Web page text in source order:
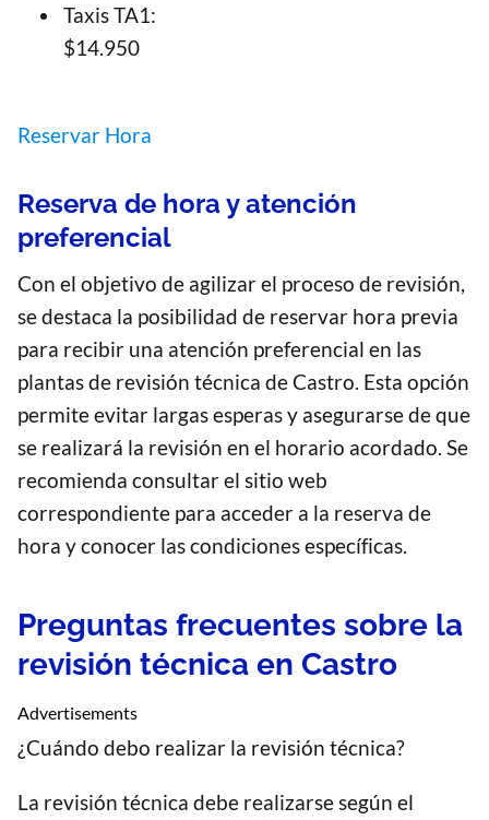
Taxis TA1:
$14.950
Reservar Hora
Reserva de hora y atención
preferencial
Con el objetivo de agilizar el proceso de revisión,
se destaca la posibilidad de reservar hora previa
para recibir una atención preferencial en las
plantas de revisión técnica de Castro. Esta opción
permite evitar largas esperas y asegurarse de que
se realizará la revisión en el horario acordado. Se
recomienda consultar el sitio web
correspondiente para acceder a la reserva de
hora y conocer las condiciones específicas.
Preguntas frecuentes sobre la
revisión técnica en Castro
Advertisements
¿Cuándo debo realizar la revisión técnica?
La revisión técnica debe realizarse según el